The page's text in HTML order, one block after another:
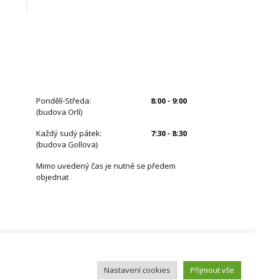
Pondělí-Středa:
8:00 - 9:00
(budova Orlí)
Každý sudý pátek:
7:30 - 8:30
(budova Gollova)
Mimo uvedený čas je nutné se předem
objednat
Kontakt Základní informace
Nastavení cookies Přijmout vše